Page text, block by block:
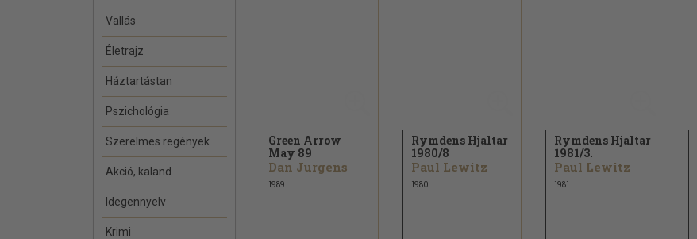
Vallás
Életrajz
Háztartástan
Pszichológia
Szerelmes regények
Akció, kaland
Idegennyelv
Krimi
Green Arrow
May 89
Dan Jurgens
1989
Rymdens Hjaltar
1980/8
Paul Lewitz
1980
Rymdens Hjaltar
1981/3.
Paul Lewitz
1981